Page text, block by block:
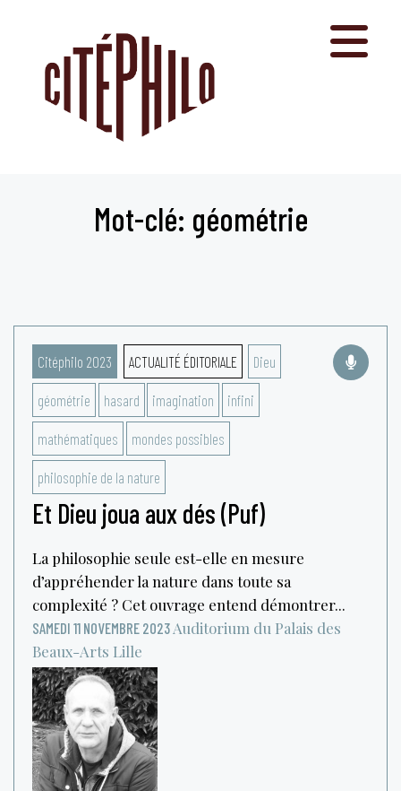
Mot-clé: géométrie
Citéphilo 2023 ACTUALITÉ ÉDITORIALE Dieu
géométrie hasard imagination infini
mathématiques mondes possibles
philosophie de la nature
Et Dieu joua aux dés (Puf)
La philosophie seule est-elle en mesure
d’appréhender la nature dans toute sa
complexité ? Cet ouvrage entend démontrer...
SAMEDI 11 NOVEMBRE 2023 Auditorium du Palais des
Beaux-Arts Lille